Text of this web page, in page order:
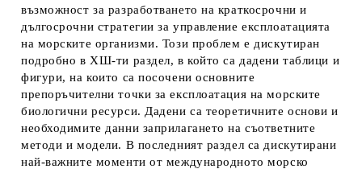
възможност за разработването на краткосрочни и
дългосрочни стратегии за управление експлоатацията
на морските организми. Този проблем е дискутиран
подробно в ХШ-ти раздел, в който са дадени таблици и
фигури, на които са посочени основните
препоръчителни точки за експлоатация на морските
биологични ресурси. Дадени са теоретичните основи и
необходимите данни зaприлагането на съответните
методи и модели. В последният раздел са дискутирани
най-важните моменти от международното морско